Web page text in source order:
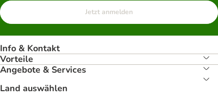
Jetzt anmelden
Info & Kontakt
Vorteile
Angebote & Services
Land auswählen